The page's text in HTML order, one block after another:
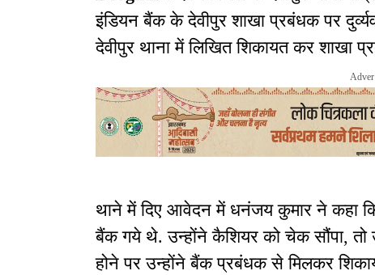
इंडियन बैंक के देवीपुर शाखा प्रबंधक पर
देवीपुर थाना में लिखित शिकायत कर शाखा
थाने में दिए आवेदन में धनंजय कुमार ने कहा
बैंक गये थे. उन्होंने कैशियर को चेक सौंपा, तो
होने पर उन्होंने बैंक प्रबंधक से मिलकर